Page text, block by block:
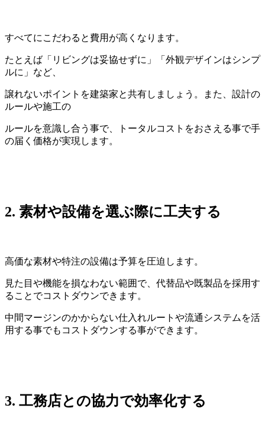
すべてにこだわると費用が高くなります。
たとえば「リビングは妥協せずに」「外観デザインはシンプ
ルに」など、
譲れないポイントを建築家と共有しましょう。また、設計の
ルールや施工の
ルールを意識し合う事で、トータルコストをおさえる事で手
の届く価格が実現します。
2. 素材や設備を選ぶ際に工夫する
高価な素材や特注の設備は予算を圧迫します。
見た目や機能を損なわない範囲で、代替品や既製品を採用す
ることでコストダウンできます。
中間マージンのかからない仕入れルートや流通システムを活
用する事でもコストダウンする事ができます。
3. 工務店との協力で効率化する